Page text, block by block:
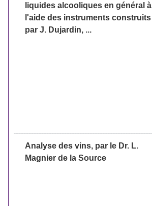
liquides alcooliques en général à
l'aide des instruments construits
par J. Dujardin, ...
Analyse des vins, par le Dr. L.
Magnier de la Source